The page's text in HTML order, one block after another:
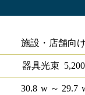
施設・店舗向
器具光束 5,200
30.8 w～ 29.7